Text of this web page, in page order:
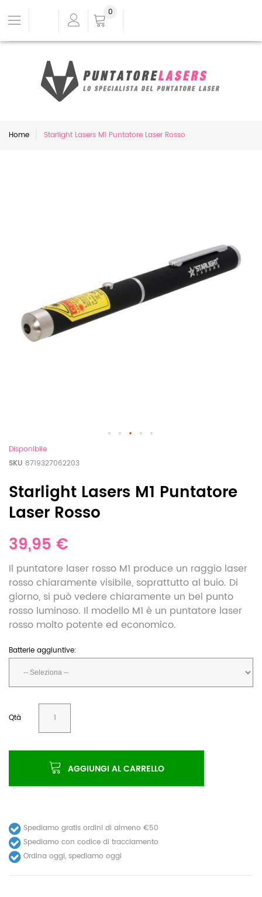
0
Home Starlight Lasers M1 Puntatore Laser Rosso
Disponibile
SKU 8719327062203
Starlight Lasers M1 Puntatore
Laser Rosso
39,95 €
Il puntatore laser rosso M1 produce un raggio laser
rosso chiaramente visibile, soprattutto al buio. Di
giorno, si può vedere chiaramente un bel punto
rosso luminoso. Il modello M1 è un puntatore laser
rosso molto potente ed economico.
Batterie aggiuntive:
Qtà
AGGIUNGI AL CARRELLO
Spediamo gratis ordini di almeno €50
Spediamo con codice di tracciamento
Ordina oggi, spediamo oggi